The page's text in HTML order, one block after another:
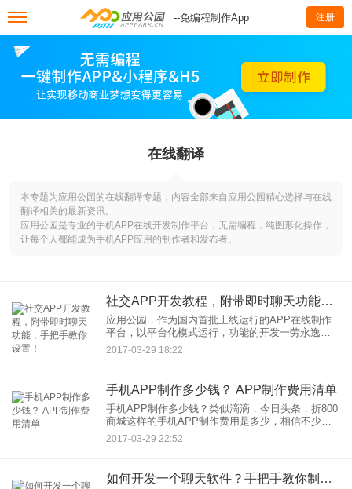
--免编程制作App 注册
在线翻译
本专题为应用公园的在线翻译专题，内容全部来自应用公园精心选择与在线
翻译相关的最新资讯。
应用公园是专业的手机APP在线开发制作平台，无需编程，纯图形化操作，
让每个人都能成为手机APP应用的制作者和发布者。
社交APP开发教程，附带即时聊天功能，手把手教你设置！
应用公园，作为国内首批上线运行的APP在线制作
平台，以平台化模式运行，功能的开发一劳永逸，
降低行业成本，自助式开发，不懂技术也能自己
做。无须浪费技术人员沟通、成本成本，周期短，
2017-03-29 18:22
手机APP制作多少钱？ APP制作费用清单
手机APP制作多少钱？类似滴滴，今日头条，折800
商城这样的手机APP制作费用是多少，相信不少
APP创业者以及中小创客都有这样的疑问。那么所
谓的APP外包公司是否靠谱？不懂编程的话，可以
2017-03-29 22:52
如何开发一个聊天软件？手把手教你制作聊天APP